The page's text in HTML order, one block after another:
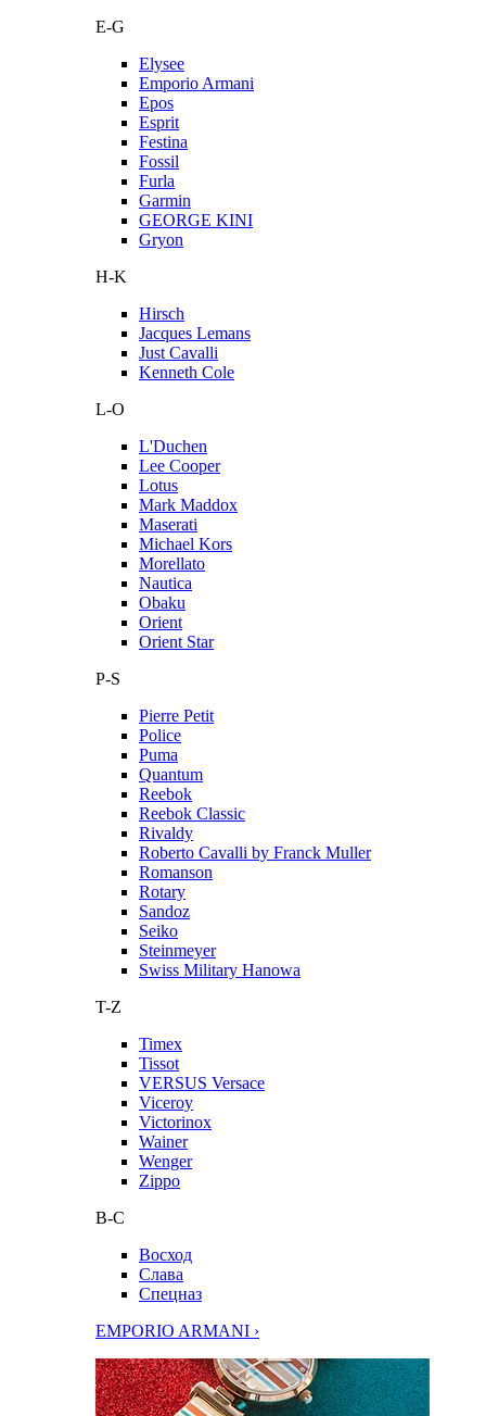
E-G
Elysee
Emporio Armani
Epos
Esprit
Festina
Fossil
Furla
Garmin
GEORGE KINI
Gryon
H-K
Hirsch
Jacques Lemans
Just Cavalli
Kenneth Cole
L-O
L'Duchen
Lee Cooper
Lotus
Mark Maddox
Maserati
Michael Kors
Morellato
Nautica
Obaku
Orient
Orient Star
P-S
Pierre Petit
Police
Puma
Quantum
Reebok
Reebok Classic
Rivaldy
Roberto Cavalli by Franck Muller
Romanson
Rotary
Sandoz
Seiko
Steinmeyer
Swiss Military Hanowa
T-Z
Timex
Tissot
VERSUS Versace
Viceroy
Victorinox
Wainer
Wenger
Zippo
В-С
Восход
Слава
Спецназ
EMPORIO ARMANI ›